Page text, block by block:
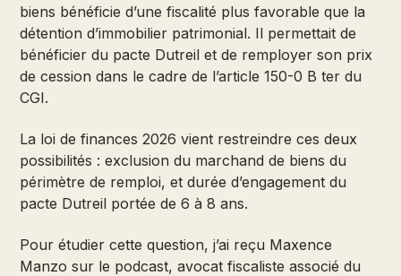
biens bénéficie d’une fiscalité plus favorable que la
détention d’immobilier patrimonial. Il permettait de
bénéficier du pacte Dutreil et de remployer son prix
de cession dans le cadre de l’article 150-0 B ter du
CGI.
La loi de finances 2026 vient restreindre ces deux
possibilités : exclusion du marchand de biens du
périmètre de remploi, et durée d’engagement du
pacte Dutreil portée de 6 à 8 ans.
Pour étudier cette question, j’ai reçu Maxence
Manzo sur le podcast, avocat fiscaliste associé du